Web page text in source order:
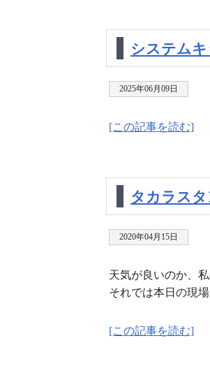
システム
2025年06月09日
[この記事を読む]
タカラス
2020年04月15日
天気が良いのか、
それでは本日の現
[この記事を読む]